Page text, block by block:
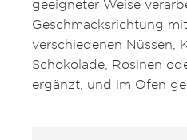
geeigneter Weise
Geschmacksrichtung
verschiedenen Nüssen,
Schokolade, Rosinen
ergänzt, und im Ofen